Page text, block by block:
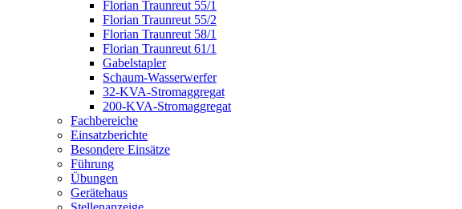
Florian Traunreut 55/1
Florian Traunreut 55/2
Florian Traunreut 58/1
Florian Traunreut 61/1
Gabelstapler
Schaum-Wasserwerfer
32-KVA-Stromaggregat
200-KVA-Stromaggregat
Fachbereiche
Einsatzberichte
Besondere Einsätze
Führung
Übungen
Gerätehaus